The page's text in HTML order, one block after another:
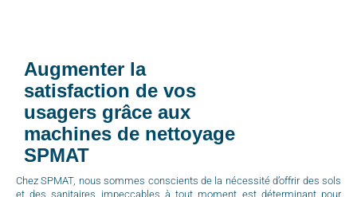
Augmenter la
satisfaction de vos
usagers grâce aux
machines de nettoyage
SPMAT
Chez SPMAT, nous sommes conscients de la nécessité d’offrir des sols
et des sanitaires impeccables à tout moment est déterminant pour